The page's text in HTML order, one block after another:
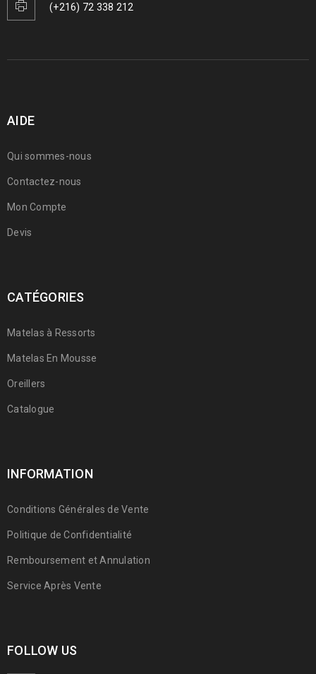
(+216) 72 338 212
AIDE
Qui sommes-nous
Contactez-nous
Mon Compte
Devis
CATÉGORIES
Matelas à Ressorts
Matelas En Mousse
Oreillers
Catalogue
INFORMATION
Conditions Générales de Vente
Politique de Confidentialité
Remboursement et Annulation
Service Après Vente
FOLLOW US